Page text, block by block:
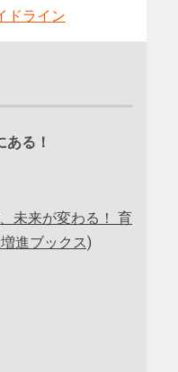
ドライン
る！
未来が変わる！ 育
進ブックス)